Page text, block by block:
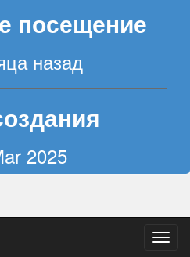
посещение
назад
2025